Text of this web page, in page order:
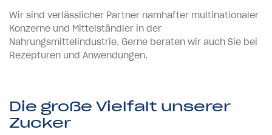
Wir sind verlässlicher Partner namhafter multinationaler
Konzerne und Mittelständler in der
Nahrungsmittelindustrie. Gerne beraten wir auch Sie bei
Rezepturen und Anwendungen.
Die große Vielfalt unserer
Zucker